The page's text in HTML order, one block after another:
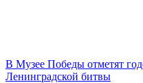
В Музее Победы отметят
Ленинградской битвы